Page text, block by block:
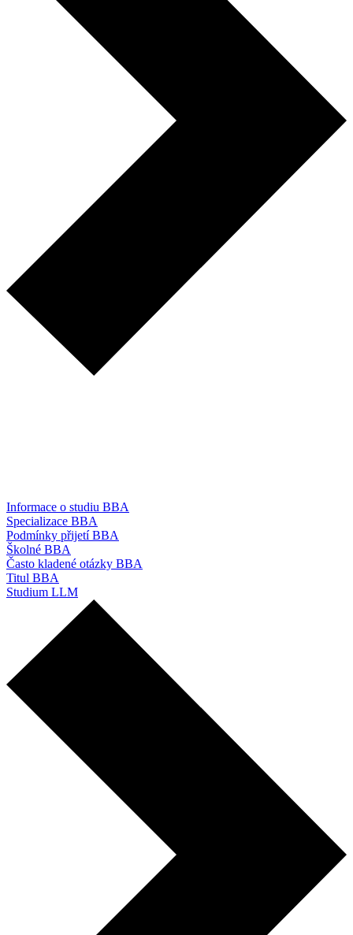
Informace o studiu BBA
Specializace BBA
Podmínky přijetí BBA
Školné BBA
Často kladené otázky BBA
Titul BBA
Studium LLM